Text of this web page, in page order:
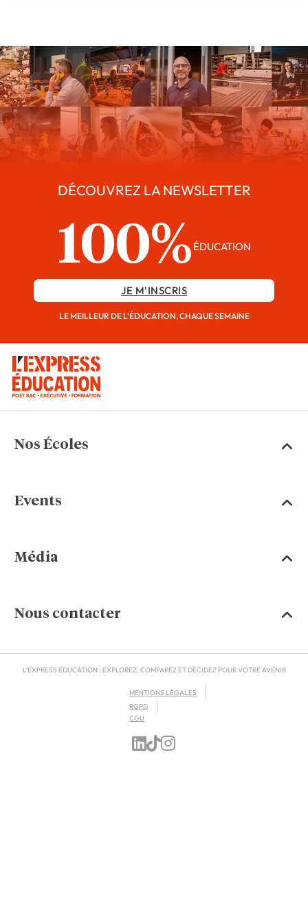
DÉCOUVREZ LA NEWSLETTER
100% ÉDUCATION
JE M'INSCRIS
LE MEILLEUR DE L'ÉDUCATION, CHAQUE SEMAINE
Nos Écoles
Events
Média
Nous contacter
L'EXPRESS EDUCATION : EXPLOREZ, COMPAREZ ET DÉCIDEZ POUR VOTRE AVENIR
MENTIONS LÉGALES
RGPD
CGU